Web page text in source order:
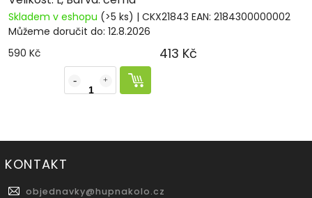
Skladem v eshopu (>5 ks) | CKX21843 EAN: 2184300000002
Můžeme doručit do: 12.8.2026
590 Kč
413 Kč
KONTAKT
objednavky@hupnakolo.cz